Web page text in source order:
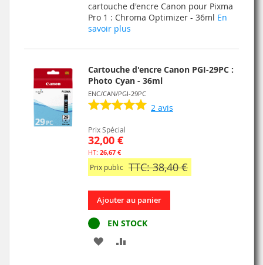
MA
LISTE
COMPARATEUR
cartouche d'encre Canon pour Pixma
Pro 1 : Chroma Optimizer - 36ml En
savoir plus
Cartouche d'encre Canon PGI-29PC :
Photo Cyan - 36ml
ENC/CAN/PGI-29PC
2 avis
Prix Spécial
32,00 €
26,67 €
Prix public TTC: 38,40 €
Ajouter au panier
EN STOCK
AJOUTER